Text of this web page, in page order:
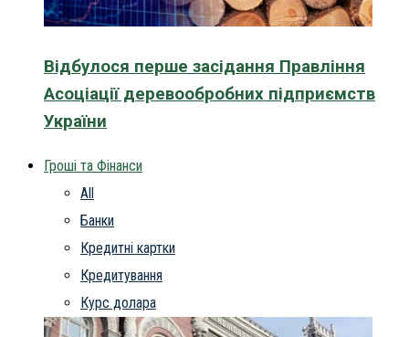
Відбулося перше засідання Правління
Асоціації деревообробних підприємств
України
Гроші та Фінанси
All
Банки
Кредитні картки
Кредитування
Курс долара